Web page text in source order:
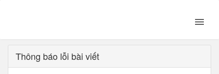
Thông báo lỗi bài viết